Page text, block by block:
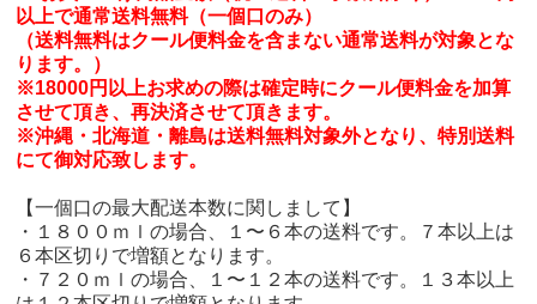
以上で通常送料無料（一個口のみ）
（送料無料はクール便料金を含まない通常送料が対象とな
ります。）
※18000円以上お求めの際は確定時にクール便料金を加算
させて頂き、再決済させて頂きます。
※沖縄・北海道・離島は送料無料対象外となり、特別送料
にて御対応致します。
【一個口の最大配送本数に関しまして】
・１８００ｍｌの場合、１〜６本の送料です。７本以上は
６本区切りで増額となります。
・７２０ｍｌの場合、１〜１２本の送料です。１３本以上